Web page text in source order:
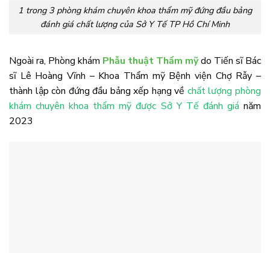
1 trong 3 phòng khám chuyên khoa thẩm mỹ đứng đầu bảng
đánh giá chất lượng của Sở Y Tế TP Hồ Chí Minh
Ngoài ra, Phòng khám Phẫu thuật Thẩm mỹdo Tiến sĩ Bác
sĩ Lê Hoàng Vĩnh – Khoa Thẩm mỹ Bệnh viện Chợ Rẫy –
thành lập còn đứng đầu bảng xếp hạng về chất lượng phòng
khám chuyên khoa thẩm mỹ được Sở Y Tế đánh giá năm
2023